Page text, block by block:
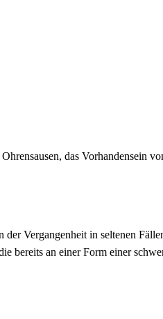
das Vorhandensein
Vergangenheit in seltenen
bereits an einer Form einer